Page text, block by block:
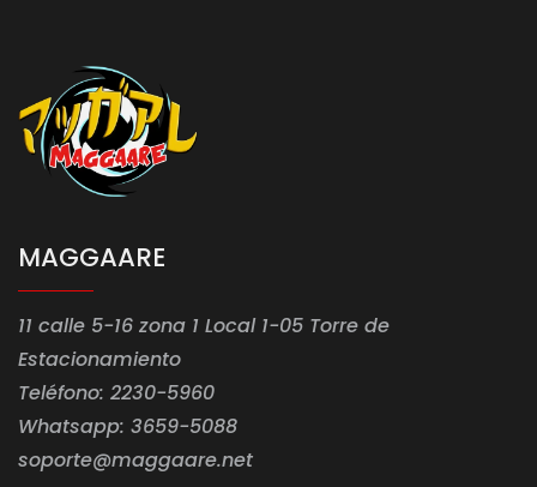
MAGGAARE
11 calle 5-16 zona 1 Local 1-05 Torre de
Estacionamiento
Teléfono: 2230-5960
Whatsapp: 3659-5088
soporte@maggaare.net